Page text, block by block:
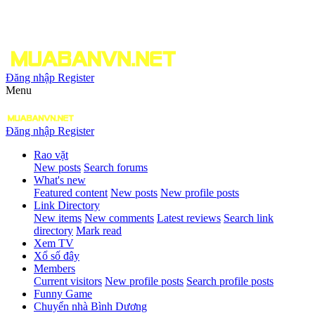
Đăng nhập Register
Menu
Đăng nhập Register
Rao vặt
New posts Search forums
What's new
Featured content New posts New profile posts
Link Directory
New items New comments Latest reviews Search link
directory Mark read
Xem TV
Xổ số đây
Members
Current visitors New profile posts Search profile posts
Funny Game
Chuyển nhà Bình Dương